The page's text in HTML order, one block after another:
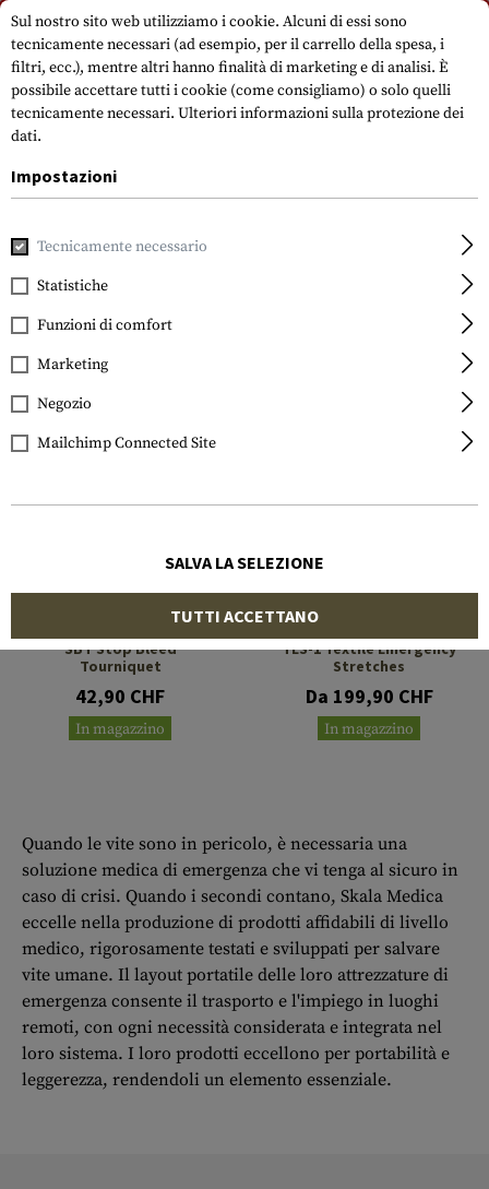
Si prega di notare che i tempi di consegna possono variare a causa di un
giorno festivo su 15.08.2026.
Marche Skala Medica
FILTRO
SKALA MEDICA
SBT Stop Bleed
Tourniquet
42,90 CHF
In magazzino
SKALA MEDICA
TES-1 Textile Emergency
Stretches
Da 199,90 CHF
In magazzino
Quando le vite sono in pericolo, è necessaria una
soluzione medica di emergenza che vi tenga al sicuro in
caso di crisi. Quando i secondi contano, Skala Medica
eccelle nella produzione di prodotti affidabili di livello
medico, rigorosamente testati e sviluppati per salvare
vite umane. Il layout portatile delle loro attrezzature di
emergenza consente il trasporto e l'impiego in luoghi
remoti, con ogni necessità considerata e integrata nel
loro sistema. I loro prodotti eccellono per portabilità e
leggerezza, rendendoli un elemento essenziale.
Sul nostro sito web utilizziamo i cookie. Alcuni di essi sono
tecnicamente necessari (ad esempio, per il carrello della spesa, i
filtri, ecc.), mentre altri hanno finalità di marketing e di analisi. È
possibile accettare tutti i cookie (come consigliamo) o solo quelli
tecnicamente necessari. Ulteriori informazioni sulla protezione dei
dati.
Impostazioni
Tecnicamente necessario
Statistiche
Funzioni di comfort
Marketing
Negozio
Mailchimp Connected Site
SALVA LA SELEZIONE
TUTTI ACCETTANO